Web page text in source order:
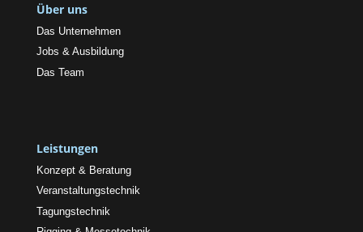
Über uns
Das Unternehmen
Jobs & Ausbildung
Das Team
Leistungen
Konzept & Beratung
Veranstaltungstechnik
Tagungstechnik